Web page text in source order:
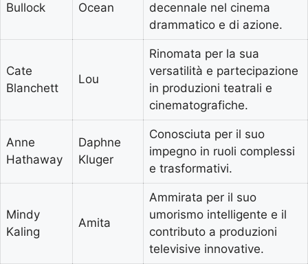
Bullock
Ocean
decennale nel cinema
drammatico e di azione.
Cate
Blanchett
Lou
Rinomata per la sua
versatilità e partecipazione
in produzioni teatrali e
cinematografiche.
Anne
Hathaway
Daphne
Kluger
Conosciuta per il suo
impegno in ruoli complessi
e trasformativi.
Mindy
Kaling
Amita
Ammirata per il suo
umorismo intelligente e il
contributo a produzioni
televisive innovative.